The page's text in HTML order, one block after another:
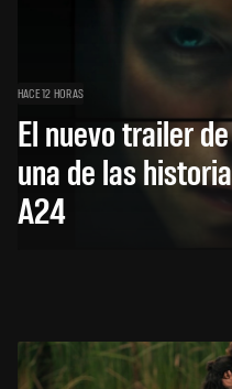
HACE 12 HORAS
El nuevo trailer
una de las
A24